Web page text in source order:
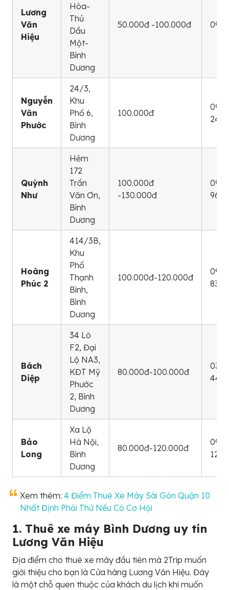
Lương
Văn
Hiệu
Hòa-
Thủ
Dầu
Một-
Bình
Dương
50.000đ -100.000đ
Nguyễn
Văn
Phước
24/3,
Khu
Phố 6,
Bình
Dương
100.000đ
246
Quỳnh
Như
Hẻm
172
Trần
Văn Ơn,
Bình
Dương
100.000đ
-130.000đ
969
Hoàng
Phúc 2
414/3B,
Khu
Phố
Thạnh
Bình,
Bình
Dương
100.000đ-120.000đ
090
8386
Bách
Diệp
34 Lô
F2, Đại
Lộ NA3,
KĐT Mỹ
Phước
2, Bình
Dương
80.000đ-100.000đ
44
Bảo
Long
Xa Lộ
Hà Nội,
Bình
Dương
80.000đ-120.000đ
129
Xem thêm: 4 Điểm Thuê Xe Máy Sài Gòn Quận 10
Nhất Định Phải Thử Nếu Có Cơ Hội
1. Thuê xe máy Bình Dương uy tín
Lương Văn Hiệu
Địa điểm cho thuê xe máy đầu tiên mà 2Trip muốn
giới thiệu cho bạn là Cửa hàng Lương Văn Hiệu. Đây
là một chỗ quen thuộc của khách du lịch khi muốn